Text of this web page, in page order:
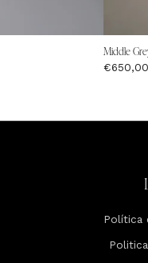
Middle
€650,00
Política